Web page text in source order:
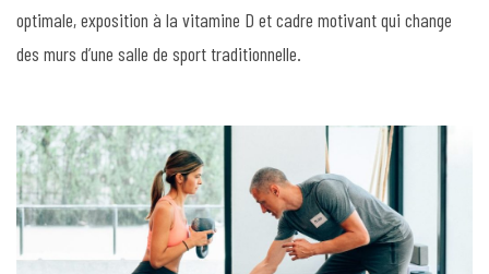
optimale, exposition à la vitamine D et cadre motivant qui change
des murs d’une salle de sport traditionnelle.